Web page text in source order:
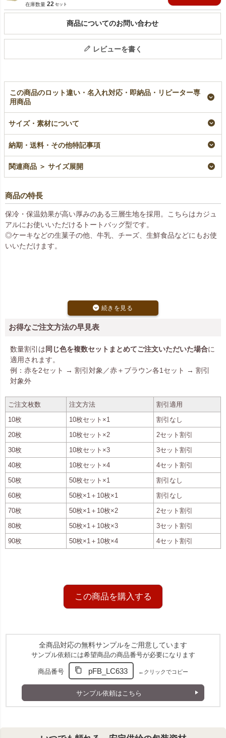
在庫数量 22
商品についてのお問い合わせ
レビューを書く
この商品のロット違い・名入れ対応・即納品・リピーター専
用商品
サイズ｜100枚入～
即納品
39,050 税込 〜
イズ｜100枚入（1000
枚以上専用）
保冷トート 大サイズ
｜100枚入
サイズ・素材について
納期・送料・その他特記事項
関連商品 ＞ サイズ展開
商品の特長
保冷・保温効果が高い厚みのある三層生地を採用。こちらはカジュ
アルにお使いいただけるトートバッグ型です。
◎ケーキなどの生菓子の他、牛乳、チーズ、生鮮食品などにもお使
いいただけます。
お得なご注文方法の早見表
数量割引は同じ色を複数セットまとめてご注文いただいた場合に
適用されます。
例：赤を2セット → 割引対象／赤＋ブラウン各1セット → 割引
対象外
ご注文枚数 注文方法
割引適用
10枚
10枚セット×1
割引なし
20枚
10枚セット×2
2セット割引
30枚
10枚セット×3
3セット割引
40枚
10枚セット×4
4セット割引
50枚
50枚セット×1
割引なし
60枚
50枚×1＋10枚×1
割引なし
70枚
50枚×1＋10枚×2
2セット割引
80枚
50枚×1＋10枚×3
3セット割引
90枚
50枚×1＋10枚×4 4セット割引
この商品を購入する
全商品対応の無料サンプルをご用意しています
サンプル依頼には希望商品の商品番号が必要になります
商品番号 pFB_LC633 ←クリックでコピー
サンプル依頼はこちら